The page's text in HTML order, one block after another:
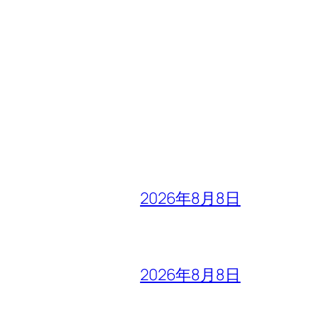
2026年8月8日
2026年8月8日